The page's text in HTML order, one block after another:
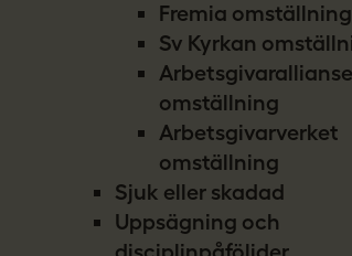
Fremia omställning
Sv Kyrkan
omställning
Arbetsgivarverket
omställning
Sjuk eller skadad
Uppsägning och